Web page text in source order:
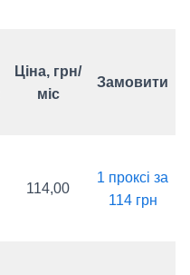
Ціна, грн/
міс
Замовити
114,00
1 проксі за
114 грн